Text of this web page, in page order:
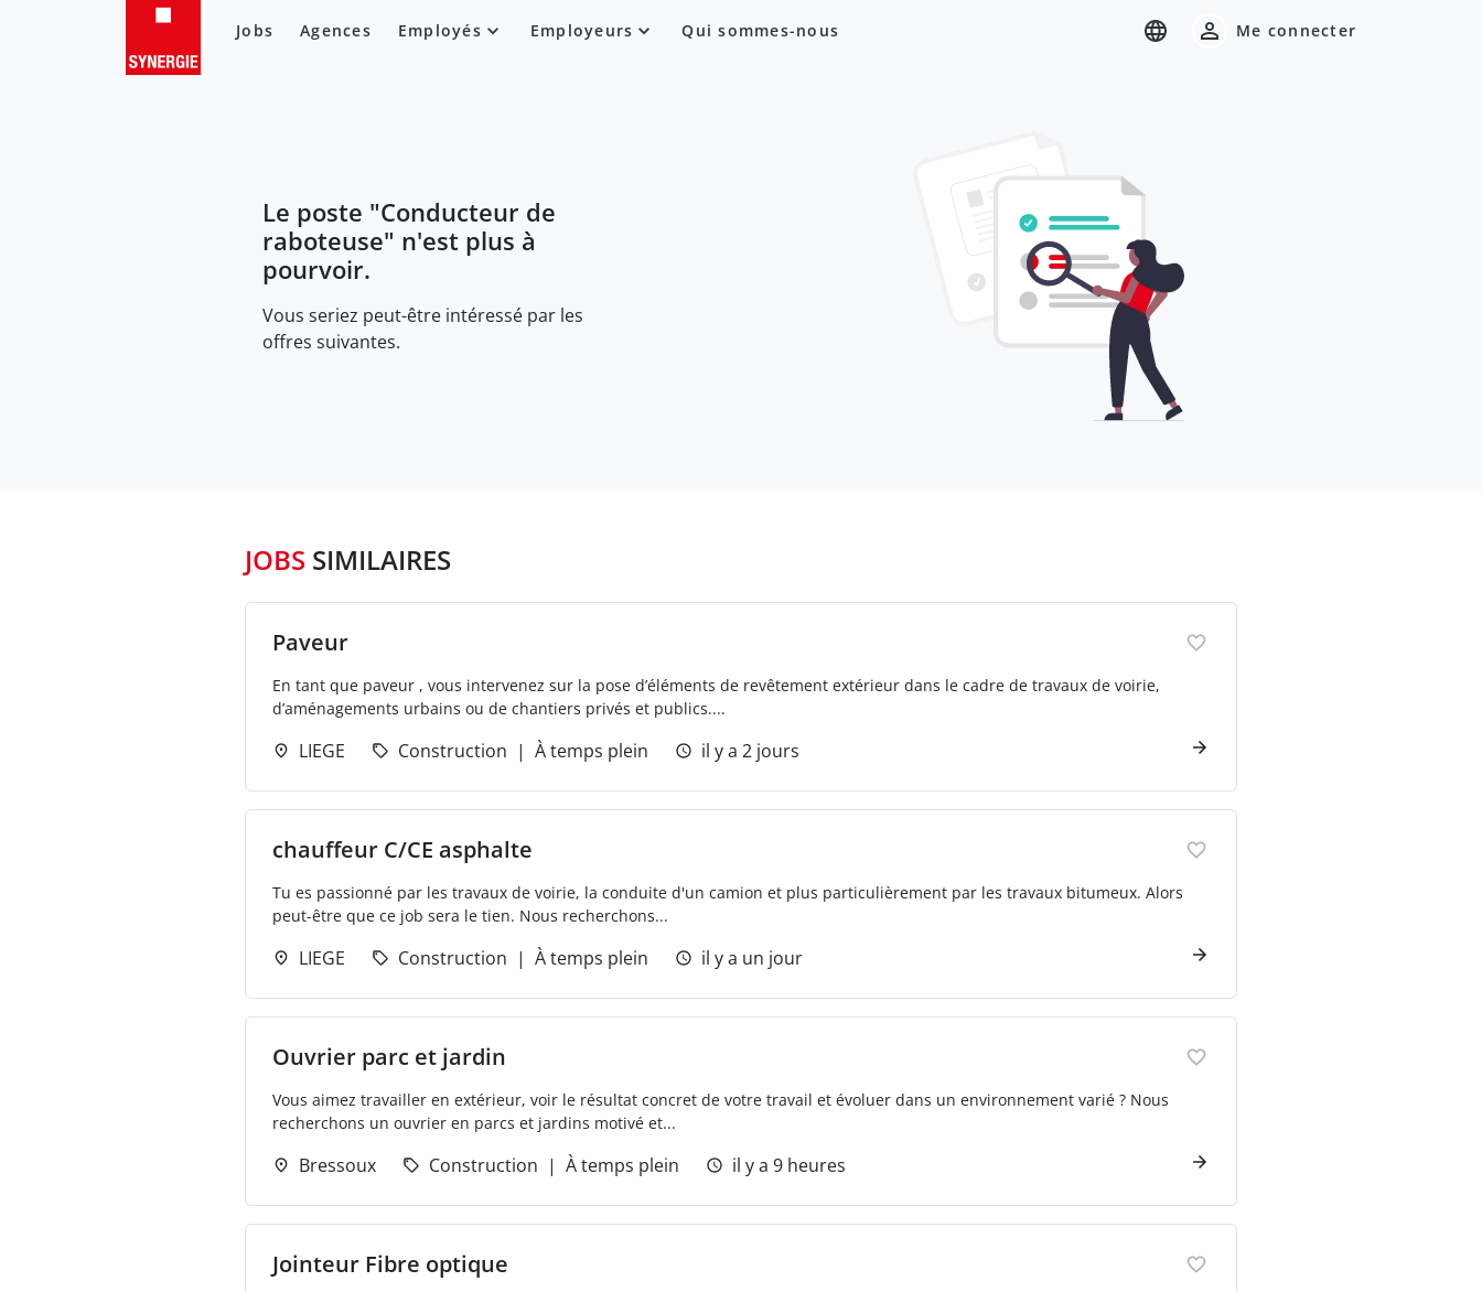
Jobs Agences Employés Employeurs Qui sommes-nous Me connecter
Le poste "Conducteur de
raboteuse" n'est plus à
pourvoir.
Vous seriez peut-être intéressé par les
offres suivantes.
JOBS SIMILAIRES
Paveur
En tant que paveur , vous intervenez sur la pose d’éléments de revêtement extérieur dans le cadre de travaux de voirie,
d’aménagements urbains ou de chantiers privés et publics....
LIEGE Construction À temps plein il y a 2 jours
chauffeur C/CE asphalte
Tu es passionné par les travaux de voirie, la conduite d'un camion et plus particulièrement par les travaux bitumeux. Alors
peut-être que ce job sera le tien. Nous recherchons...
LIEGE Construction À temps plein il y a un jour
Ouvrier parc et jardin
Vous aimez travailler en extérieur, voir le résultat concret de votre travail et évoluer dans un environnement varié ? Nous
recherchons un ouvrier en parcs et jardins motivé et...
Bressoux Construction À temps plein il y a 9 heures
Jointeur Fibre optique